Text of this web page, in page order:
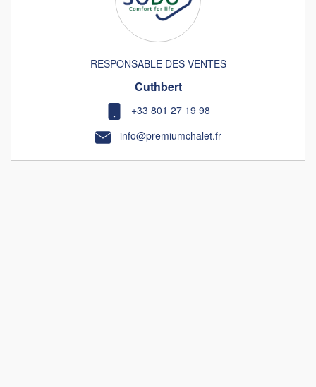
RESPONSABLE DES VENTES
Cuthbert
+33 801 27 19 98
info@premiumchalet.fr